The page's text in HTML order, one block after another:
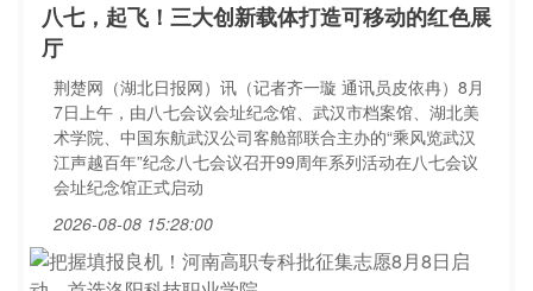
八七，起飞！三大创新载体打造可移动的红色展
厅
荆楚网（湖北日报网）讯（记者齐一璇 通讯员皮依冉）8月
7日上午，由八七会议会址纪念馆、武汉市档案馆、湖北美
术学院、中国东航武汉公司客舱部联合主办的“乘风览武汉
江声越百年”纪念八七会议召开99周年系列活动在八七会议
会址纪念馆正式启动
2026-08-08 15:28:00